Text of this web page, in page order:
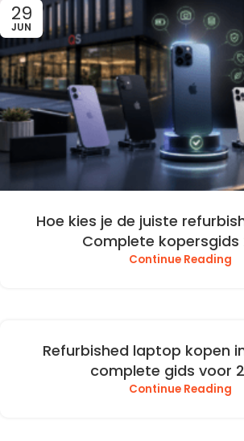
29
JUN
Hoe kies je de juiste
Complete kopersgids
Continue Reading
Refurbished laptop kopen
complete gids voor
Continue Reading